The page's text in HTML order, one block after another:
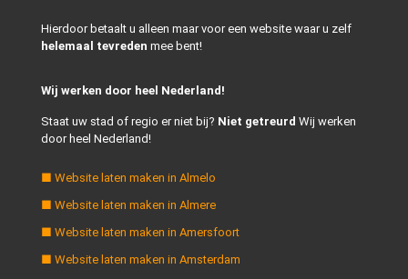
Hierdoor betaalt u alleen maar voor een website waar u zelf
helemaal tevreden mee bent!
Wij werken door heel Nederland!
Staat uw stad of regio er niet bij? Niet getreurd Wij werken
door heel Nederland!
■ Website laten maken in Almelo
■ Website laten maken in Almere
■ Website laten maken in Amersfoort
■ Website laten maken in Amsterdam